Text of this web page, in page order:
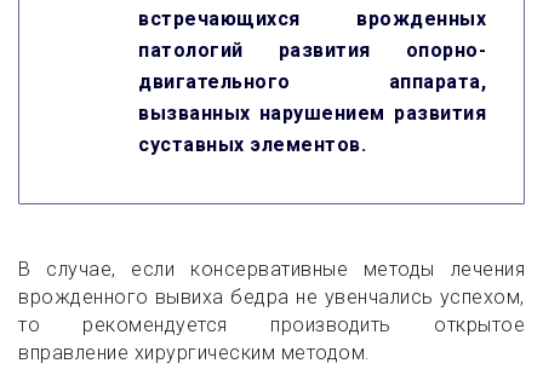
встречающихся врожденных
патологий развития опорно-
двигательного аппарата,
вызванных нарушением развития
суставных элементов.
В случае, если консервативные методы лечения
врожденного вывиха бедра не увенчались успехом,
то рекомендуется производить открытое
вправление хирургическим методом.